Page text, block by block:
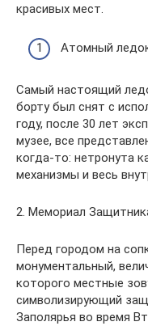
красивых мест.
Атомный
Самый настоящий
борту был снят с
году, после 30 лет
музее, все
когда-то: нетронута
механизмы и весь
2. Мемориал
Перед городом на
монументальный,
которого местные
символизирующий
Заполярья во время